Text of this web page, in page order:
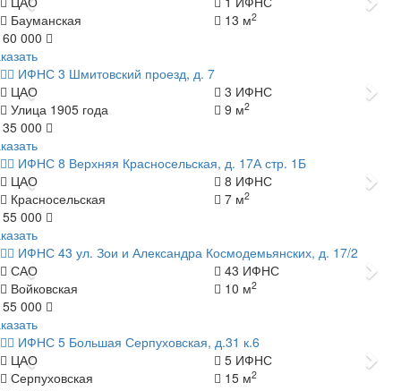
Бауманская
13 м2
60 000
ИФНС 3 Шмитовский проезд, д. 7
Назад
ЦАО
3 ИФНС
Улица 1905 года
9 м2
35 000
ИФНС 8 Верхняя Красносельская, д. 17А стр. 1Б
Назад
ЦАО
8 ИФНС
Красносельская
7 м2
55 000
ИФНС 43 ул. Зои и Александра Космодемьянских, д. 17/2
Назад
САО
43 ИФНС
Войковская
10 м2
55 000
ИФНС 5 Большая Серпуховская, д.31 к.6
Назад
ЦАО
5 ИФНС
Серпуховская
15 м2